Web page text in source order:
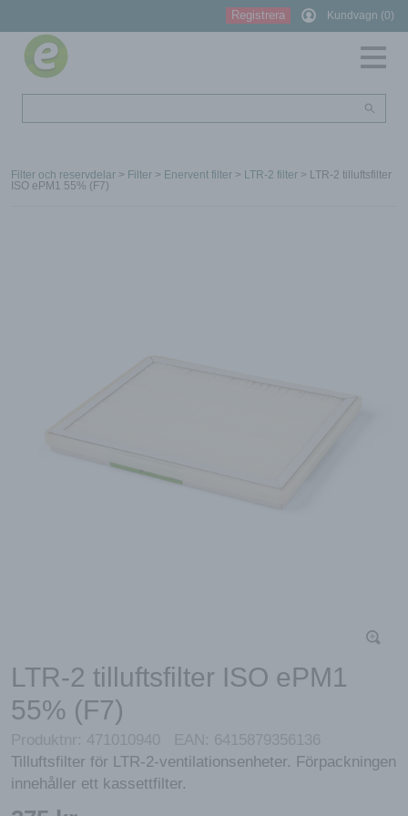
Registrera Kundvagn (0)
Filter och reservdelar > Filter > Enervent filter > LTR-2 filter > LTR-2 tilluftsfilter
ISO ePM1 55% (F7)
LTR-2 tilluftsfilter ISO ePM1
55% (F7)
Produktnr: 471010940 EAN: 6415879356136
Tilluftsfilter för LTR-2-ventilationsenheter. Förpackningen
innehåller ett kassettfilter.